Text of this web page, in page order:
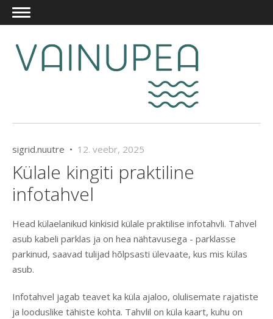
sigrid.nuutre • 12. veebr, 2025
Külale kingiti praktiline
infotahvel
Head külaelanikud kinkisid külale praktilise infotahvli. Tahvel
asub kabeli parklas ja on hea nähtavusega - parklasse
parkinud, saavad tulijad hõlpsasti ülevaate, kus mis külas
asub.
Infotahvel jagab teavet ka küla ajaloo, olulisemate rajatiste
ja looduslike tähiste kohta. Tahvlil on küla kaart, kuhu on